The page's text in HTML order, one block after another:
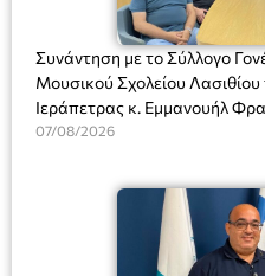
Συνάντηση με το Σύλλογο
Μουσικού Σχολείου
Ιεράπετρας κ. Εμμανουήλ
Διευθύντριας του σχολείου
07/08/2026